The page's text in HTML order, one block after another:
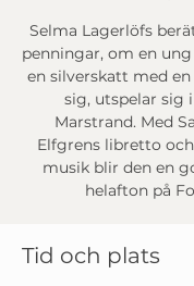
Selma Lagerlöfs
penningar, om en
en silverskatt med
sig, utspelar sig
Marstrand. Med
Elfgrens libretto
musik blir den en
helafton på
Tid och plats